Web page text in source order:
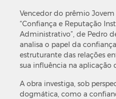
Vencedor do prêmio
“Confiança e Reputação
Administrativo”, de Pedro
analisa o papel da
estruturante das relações
sua influência na aplicação
A obra investiga, sob
dogmática, como a